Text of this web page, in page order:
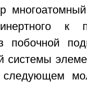
к
побочной
системы